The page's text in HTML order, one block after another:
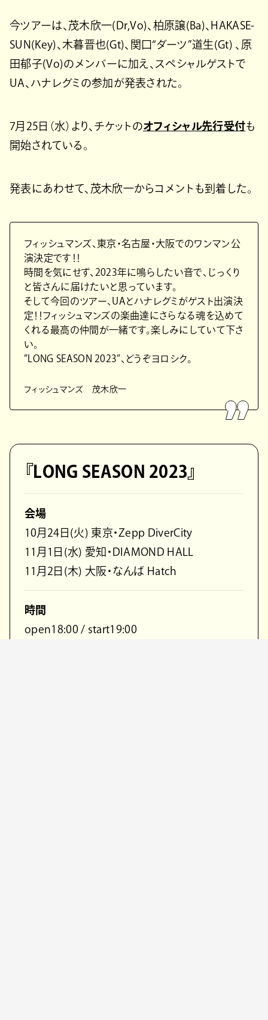
今ツアーは、茂木欣一(Dr,Vo)、柏原譲(Ba)、HAKASE-
SUN(Key)、木暮晋也(Gt)、関口“ダーツ”道生(Gt) 、原
田郁子(Vo)のメンバーに加え、スペシャルゲストで
UA、ハナレグミの参加が発表された。
7月25日（水）より、チケットのオフィシャル先⾏受付も
開始されている。
発表にあわせて、茂木欣一からコメントも到着した。
フィッシュマンズ、東京・名古屋・大阪でのワンマン公
演決定です！！
時間を気にせず、2023年に鳴らしたい音で、じっくり
と皆さんに届けたいと思っています。
そして今回のツアー、UAとハナレグミがゲスト出演決
定！！フィッシュマンズの楽曲達にさらなる魂を込めて
くれる最高の仲間が一緒です。楽しみにしていて下さ
い。
”LONG SEASON 2023”、どうぞヨロシク。
フィッシュマンズ 茂木欣一
『LONG SEASON 2023』
会場
10月24日(⽕) 東京・Zepp DiverCity
11月1日(⽔) 愛知・DIAMOND HALL
11月2日(⽊) ⼤阪・なんば Hatch
時間
open18:00 / start19:00